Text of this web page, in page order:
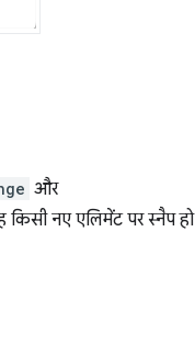
और
किसी नए एलिमेंट पर स्नैप हो